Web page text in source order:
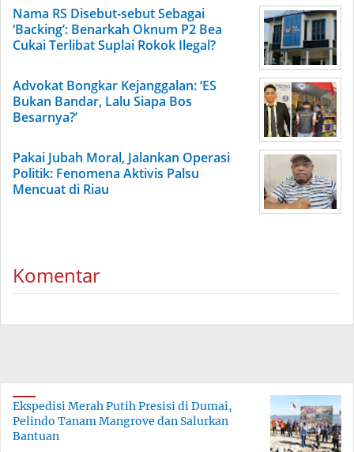
Nama RS Disebut-sebut Sebagai
‘Backing’: Benarkah Oknum P2 Bea
Cukai Terlibat Suplai Rokok Ilegal?
Advokat Bongkar Kejanggalan: ‘ES
Bukan Bandar, Lalu Siapa Bos
Besarnya?’
Pakai Jubah Moral, Jalankan Operasi
Politik: Fenomena Aktivis Palsu
Mencuat di Riau
Komentar
Ekspedisi Merah Putih Presisi di Dumai,
Pelindo Tanam Mangrove dan Salurkan
Bantuan